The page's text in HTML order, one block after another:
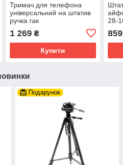
Тримач для телефона
універсальний на штатив
ручка гак
MagSafe Ulanzi SK29 M101
1 269₴
Купити
28-
859
Подарунок